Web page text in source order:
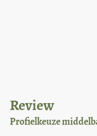
Review
Profielkeuze